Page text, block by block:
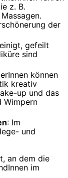
z. B.
der
gefeilt
sind
können
kreativ
up und das
Wimpern
: Im
und
an dem die
im